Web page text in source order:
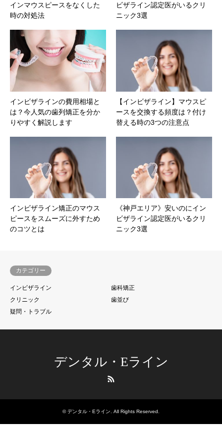
インマウスピースをなくした
時の対処法
ビザライン認定医がいるクリ
ニック3選
インビザラインの費用相場と
は？今人気の歯列矯正を分か
りやすく解説します
【インビザライン】マウスピ
ースを交換する頻度は？付け
替える時の3つの注意点
インビザライン矯正のマウス
ピースをスムーズに外すため
のコツとは
《神戸エリア》安いのにイン
ビザライン認定医がいるクリ
ニック3選
カテゴリー
インビザライン
歯科矯正
クリニック
歯並び
疑問・トラブル
デンタル・Eライン
©デンタル・Eライン. All Rights Reserved.